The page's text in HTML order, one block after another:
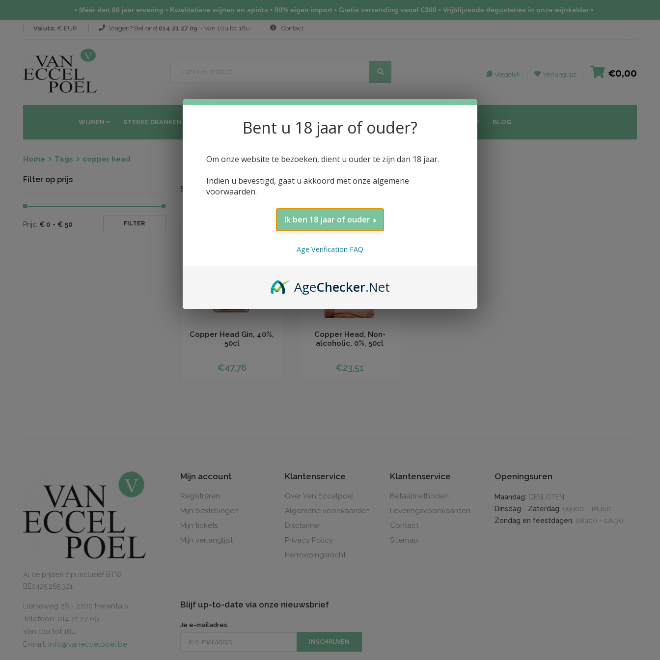
Valuta: € EUR Vragen? Bel ons! 014 21 27 09 - Van 10u tot 18u Contact
Vergelijk Verlanglijst €0,00
WIJNEN STERKE DRANKEN SAKÉ (NIHONSHU) ALCOHOLVRIJE DRANKEN PRIJSLIJST WIJN NIEUWSBRIEF BLOG
Home Tags copper head
Sorteren op
Copper Head Gin, 40%,
50cl
€47,76
BELGISCH
Copper Head, Non-
alcoholic, 0%, 50cl
€23,51
Filter op prijs
Prijs: € 0 - € 50 FILTER
Al de prijzen zijn inclusief BTW.
BE0425.265.321
Mijn account
Registreren
Mijn bestellingen
Mijn tickets
Mijn verlanglijst
Klantenservice
Over Van Eccelpoel
Algemene voorwaarden
Disclaimer
Privacy Policy
Herroepingsrecht
Klantenservice
Betaalmethoden
Leveringsvoorwaarden
Contact
Sitemap
Openingsuren
Maandag: GESLOTEN
Dinsdag - Zaterdag: 09u00 - 18u00
Zondag en feestdagen: 08u00 - 12u30
Lierseweg 26 - 2200 Herentals
Telefoon: 014 21 27 09
Van 10u tot 18u
E-mail: info@vaneccelpoel.be
Blijf up-to-date via onze nieuwsbrief
Je e-mailadres
INSCHRIJVEN
• Méér dan 60 jaar ervaring • Kwalitatieve wijnen en spirits • 90% eigen import • Gratis verzending vanaf €300 • Vrijblijvende degustaties in onze wijnkelder •
Bent u 18 jaar of ouder?
Om onze website te bezoeken, dient u ouder te zijn dan 18 jaar.
Indien u bevestigd, gaat u akkoord met onze algemene
voorwaarden.
Ik ben 18 jaar of ouder
Age Verification FAQ
AgeChecker.Net